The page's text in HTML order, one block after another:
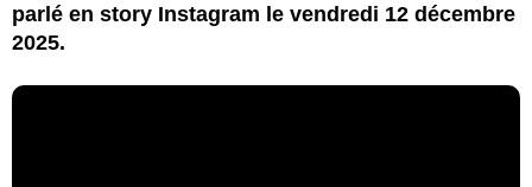
parlé en story Instagram le vendredi 12 décembre
2025.